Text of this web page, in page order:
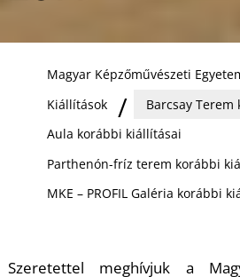
Magyar Képzőművészeti
Kiállítások
Barcsay
Aula korábbi kiállításai
Parthenón-fríz terem korábbi
MKE – PROFIL Galéria korábbi
Szeretettel meghívjuk a